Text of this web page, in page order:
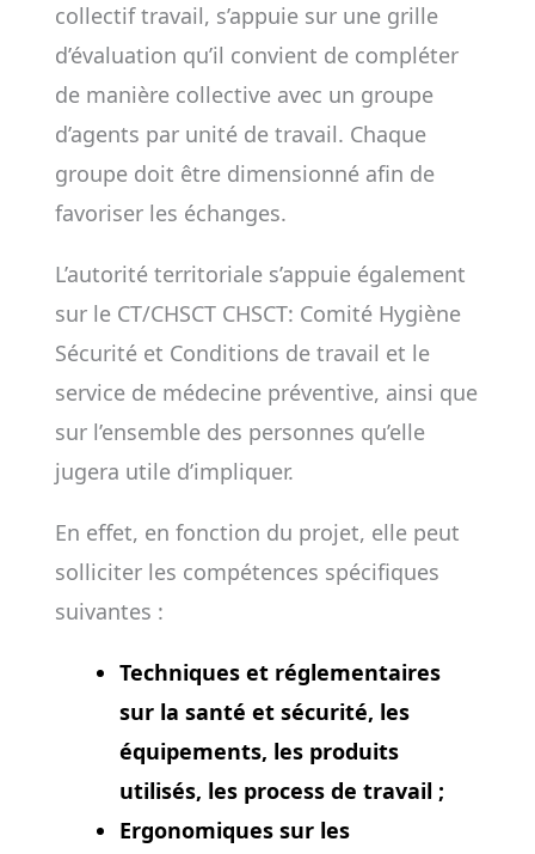
collectif travail, s’appuie sur une grille
d’évaluation qu’il convient de compléter
de manière collective avec un groupe
d’agents par unité de travail. Chaque
groupe doit être dimensionné afin de
favoriser les échanges.
L’autorité territoriale s’appuie également
sur le CT/CHSCT CHSCT: Comité Hygiène
Sécurité et Conditions de travail et le
service de médecine préventive, ainsi que
sur l’ensemble des personnes qu’elle
jugera utile d’impliquer.
En effet, en fonction du projet, elle peut
solliciter les compétences spécifiques
suivantes :
Techniques et réglementaires
sur la santé et sécurité, les
équipements, les produits
utilisés, les process de travail ;
Ergonomiques sur les